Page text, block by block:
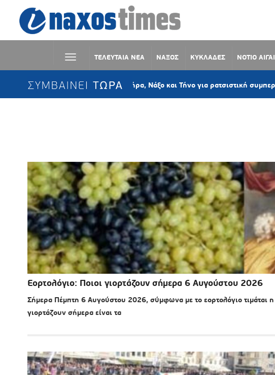
ΤΕΛΕΥΤΑΙΑ ΝΕΑ ΝΑΞΟΣ ΚΥΚΛΑΔΕΣ ΝΟΤΙΟ
ΣΥΜΒΑΙΝΕΙ ΤΩΡΑ
Συλλήψεις σε Θήρα, Νάξο και Τήνο για ρατσιστική συμπεριφορά,
Εορτολόγιο: Ποιοι γιορτάζουν σήμερα 6 Αυγούστου 2026
Σήμερα Πέμπτη 6 Αυγούστου 2026, σύμφωνα με το εορτολόγιο τιμάται
γιορτάζουν σήμερα είναι τα